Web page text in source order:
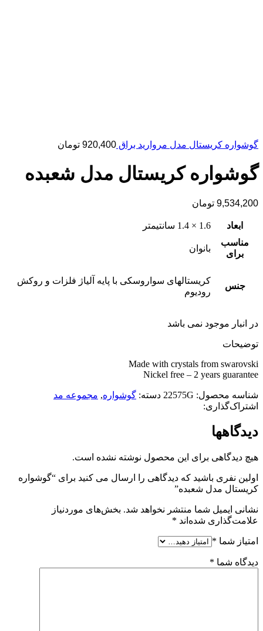
گوشواره کریستال مدل مروارید براق 920,400 تومان
گوشواره کریستال مدل شعبده
9,534,200 تومان
ابعاد
1.6 × 1.4 سانتیمتر
مناسب
برای
بانوان
جنس
کریستالهای سواروسکی با پایه آلیاژ فلزات و روکش
رودیوم
در انبار موجود نمی باشد
توضیحات
Made with crystals from swarovski
Nickel free – 2 years guarantee
شناسه محصول: 22575G دسته: گوشواره, مجموعه مد
اشتراک‌گذاری:
دیدگاهها
هیچ دیدگاهی برای این محصول نوشته نشده است.
اولین نفری باشید که دیدگاهی را ارسال می کنید برای “گوشواره
کریستال مدل شعبده”
نشانی ایمیل شما منتشر نخواهد شد. بخش‌های موردنیاز
علامت‌گذاری شده‌اند *
امتیاز شما *
دیدگاه شما *